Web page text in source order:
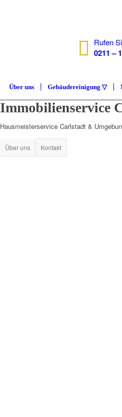
Rufen
0211 –
Über uns Gebäudereinigung ▽
Immobilienservice
Hausmeisterservice Carlstadt &
Über uns Kontakt